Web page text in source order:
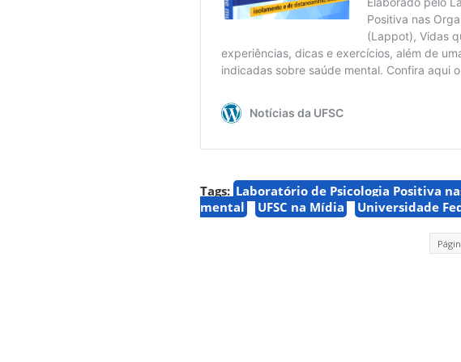
Tags: Laboratório de Psicologia Positiva
mental
UFSC na Mídia Universidade